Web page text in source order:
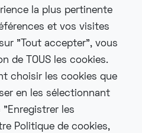
la plus pertinente
et vos visites
"Tout accepter", vous
de TOUS les cookies.
choisir les cookies que
en les sélectionnant
les
Politique de cookies,